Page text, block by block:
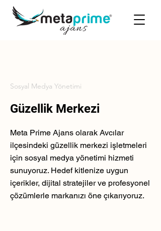
Sosyal Medya Yönetimi
Güzellik Merkezi
Meta Prime Ajans olarak Avcılar
ilçesindeki güzellik merkezi işletmeleri
için sosyal medya yönetimi hizmeti
sunuyoruz. Hedef kitlenize uygun
içerikler, dijital stratejiler ve profesyonel
çözümlerle markanızı öne çıkarıyoruz.